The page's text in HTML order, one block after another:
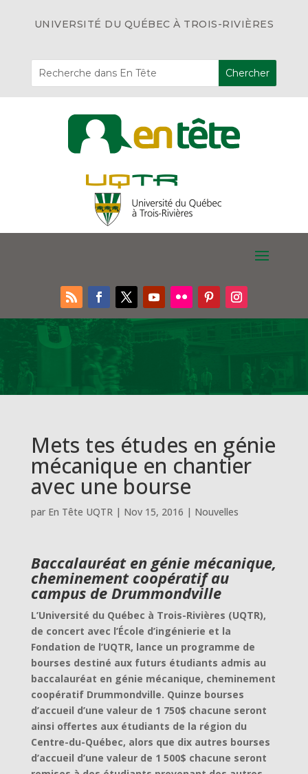
UNIVERSITÉ DU QUÉBEC À TROIS-RIVIÈRES
Mets tes études en génie
mécanique en chantier
avec une bourse
par En Tête UQTR| Nov 15, 2016 | Nouvelles
Baccalauréat en génie mécanique,
cheminement coopératif au
campus de Drummondville
L’Université du Québec à Trois-Rivières (UQTR),
de concert avec l’École d’ingénierie et la
Fondation de l’UQTR, lance un programme de
bourses destiné aux futurs étudiants admis au
baccalauréat en génie mécanique, cheminement
coopératif Drummondville. Quinze bourses
d’accueil d’une valeur de 1 750$ chacune seront
ainsi offertes aux étudiants de la région du
Centre-du-Québec, alors que dix autres bourses
d’accueil d’une valeur de 1 500$ chacune seront